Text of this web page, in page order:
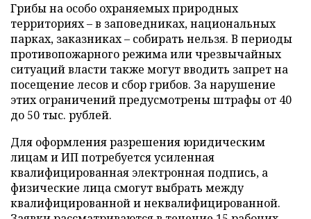
Грибы на особо охраняемых природных
территориях – в заповедниках, национальных
парках, заказниках – собирать нельзя. В периоды
противопожарного режима или чрезвычайных
ситуаций власти также могут вводить запрет на
посещение лесов и сбор грибов. За нарушение
этих ограничений предусмотрены штрафы от 40
до 50 тыс. рублей.
Для оформления разрешения юридическим
лицам и ИП потребуется усиленная
квалифицированная электронная подпись, а
физические лица смогут выбрать между
квалифицированной и неквалифицированной.